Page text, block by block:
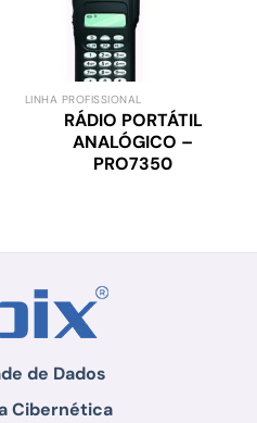
LINHA PROFISSIONAL
RÁDIO PORTÁTIL
ANALÓGICO –
PRO7350
de Dados
Cibernética